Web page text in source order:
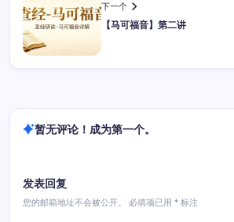
下一个
【马可福音】第二讲
暂无评论！成为第一个。
发表回复
您的邮箱地址不会被公开。 必填项已用 * 标注